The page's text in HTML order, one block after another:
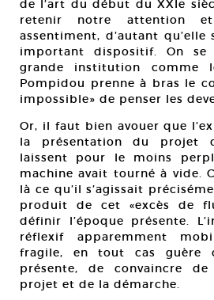
de l’art du début du XXIe
retenir notre attention
assentiment, d’autant qu’elle
important dispositif. On se
grande institution comme
Pompidou prenne à bras le
impossible» de penser les
Or, il faut bien avouer que
la présentation du projet
laissent pour le moins
machine avait tourné à vide.
là ce qu’il s’agissait
produit de cet «excès de
définir l’époque présente.
réflexif apparemment
fragile, en tout cas guère
présente, de convaincre
projet et de la démarche.